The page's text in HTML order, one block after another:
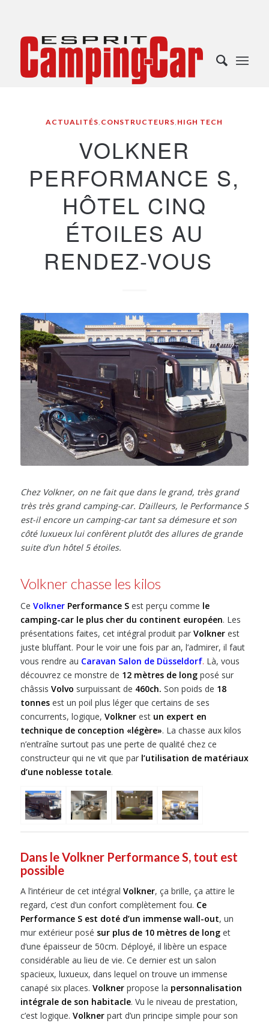
ACTUALITÉS, CONSTRUCTEURS, HIGH TECH
VOLKNER
PERFORMANCE S,
HÔTEL CINQ
ÉTOILES AU
RENDEZ-VOUS
Chez Volkner, on ne fait que dans le grand, très grand
très très grand camping-car. D’ailleurs, le Performance S
est-il encore un camping-car tant sa démesure et son
côté luxueux lui confèrent plutôt des allures de grande
suite d’un hôtel 5 étoiles.
Volkner chasse les kilos
Ce Volkner Performance Sest perçu comme le
camping-car le plus cher du continent européen. Les
présentations faites, cet intégral produit parVolknerest
juste bluffant. Pour le voir une fois par an, l’admirer, il faut
vous rendre au Caravan Salon de Düsseldorf. Là, vous
découvrez ce monstre de 12 mètres de longposé sur
châssis Volvo surpuissant de 460ch. Son poids de 18
tonnesest un poil plus léger que certains de ses
concurrents, logique, Volknerest un expert en
technique de conception «légère». La chasse aux kilos
n’entraîne surtout pas une perte de qualité chez ce
constructeur qui ne vit que par l’utilisation de matériaux
d’une noblesse totale.
Dans le Volkner Performance S, tout est
possible
A l’intérieur de cet intégral Volkner, ça brille, ça attire le
regard, c’est d’un confort complètement fou. Ce
Performance S est doté d’un immense wall-out, un
mur extérieur posé sur plus de 10 mètres de longet
d’une épaisseur de 50cm. Déployé, il libère un espace
considérable au lieu de vie. Ce dernier est un salon
spacieux, luxueux, dans lequel on trouve un immense
canapé six places. Volknerpropose la personnalisation
intégrale de son habitacle. Vu le niveau de prestation,
c’est logique. Volknerpart d’un principe simple pour son